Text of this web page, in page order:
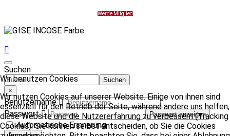
Werde Mitglied
Wir benutzen Cookies
Wir nutzen Cookies auf unserer Website. Einige von ihnen sind
essenziell für den Betrieb der Seite, während andere uns helfen,
diese Website und die Nutzererfahrung zu verbessern (Tracking
Cookies). Sie können selbst entscheiden, ob Sie die Cookies
Suchen
Suchen
×
Benutzername
Passwort
Passwort anzeigen
Automatische Erinnerung